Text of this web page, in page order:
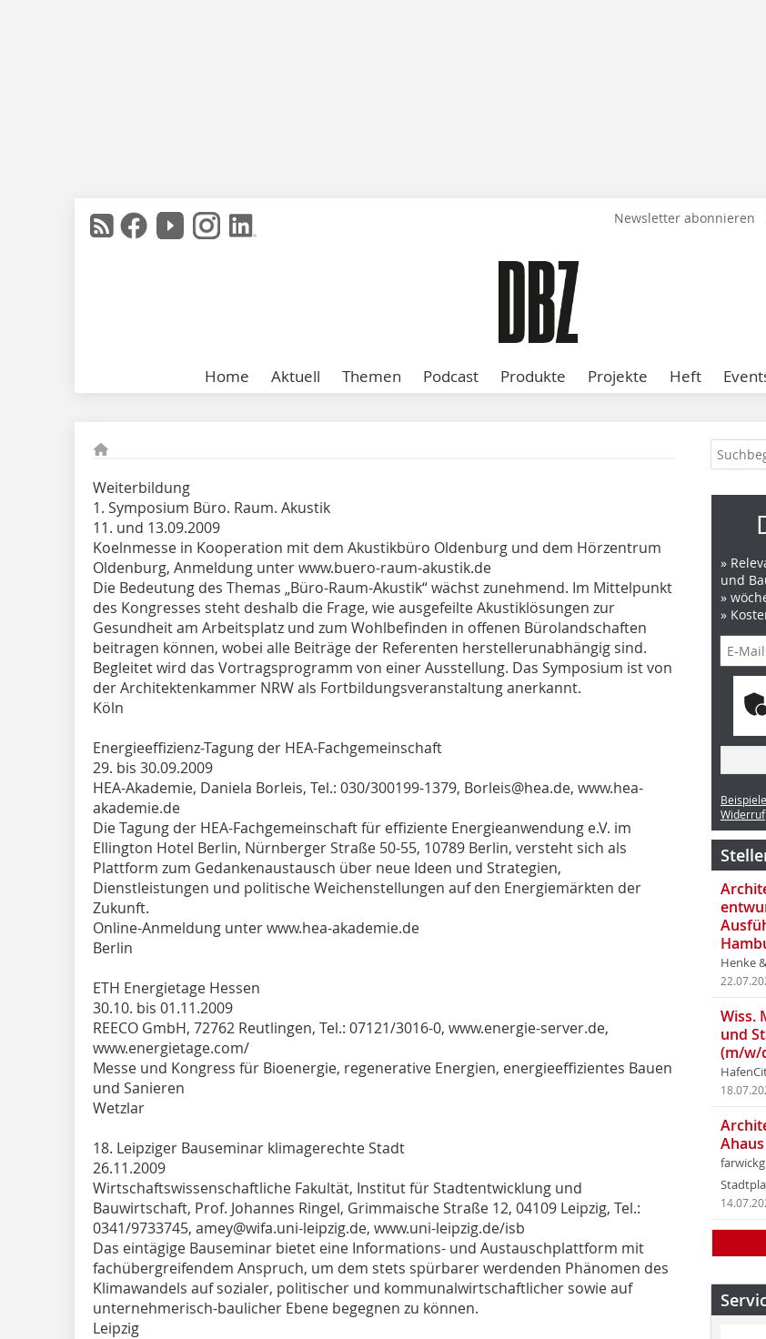
Newsletter abonnieren
Home Aktuell Themen Podcast Produkte Projekte Heft
Weiterbildung
1. Symposium Büro. Raum. Akustik
11. und 13.09.2009
Koelnmesse in Kooperation mit dem Akustikbüro Oldenburg und dem Hörzentrum
Oldenburg, Anmeldung unter www.buero-raum-akustik.de
Die Bedeutung des Themas „Büro-Raum-Akustik“ wächst zunehmend. Im Mittelpunkt
des Kongresses steht deshalb die Frage, wie ausgefeilte Akustiklösungen zur
Gesundheit am Arbeitsplatz und zum Wohlbefinden in offenen Bürolandschaften
beitragen können, wobei alle Beiträge der Referenten herstellerunabhängig sind.
Begleitet wird das Vortragsprogramm von einer Ausstellung. Das Symposium ist von
der Architektenkammer NRW als Fortbildungsveranstaltung anerkannt.
Köln
Energieeffizienz-Tagung der HEA-Fachgemeinschaft
29. bis 30.09.2009
HEA-Akademie, Daniela Borleis, Tel.: 030/300199-1379, Borleis@hea.de, www.hea-
akademie.de
Die Tagung der HEA-Fachgemeinschaft für effiziente Energieanwendung e.V. im
Ellington Hotel Berlin, Nürnberger Straße 50-55, 10789 Berlin, versteht sich als
Plattform zum Gedankenaustausch über neue Ideen und Strategien,
Dienstleistungen und politische Weichenstellungen auf den Energiemärkten der
Zukunft.
Online-Anmeldung unter www.hea-akademie.de
Berlin
ETH Energietage Hessen
30.10. bis 01.11.2009
REECO GmbH, 72762 Reutlingen, Tel.: 07121/3016-0, www.energie-server.de,
www.energietage.com/
Messe und Kongress für Bioenergie, regenerative Energien, energieeffizientes Bauen
und Sanieren
Wetzlar
18. Leipziger Bauseminar klimagerechte Stadt
26.11.2009
Wirtschaftswissenschaftliche Fakultät, Institut für Stadtentwicklung und
Bauwirtschaft, Prof. Johannes Ringel, Grimmaische Straße 12, 04109 Leipzig, Tel.:
0341/9733745, amey@wifa.uni-leipzig.de, www.uni-leipzig.de/isb
Das eintägige Bauseminar bietet eine Informations- und Austauschplattform mit
fachübergreifendem Anspruch, um dem stets spürbarer werdenden Phänomen des
Klimawandels auf sozialer, politischer und kommunalwirtschaftlicher sowie auf
unternehmerisch-baulicher Ebene begegnen zu können.
Leipzig
»
und
»
»
Widerruf
Henke
Wiss.
und
(m/w/